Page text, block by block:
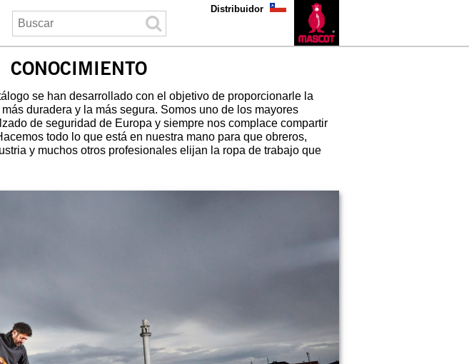
Distribuidor
CONOCIMIENTO
se han desarrollado con el objetivo de proporcionarle la
duradera y la más segura. Somos uno de los mayores
de seguridad de Europa y siempre nos complace compartir
todo lo que está en nuestra mano para que obreros,
y muchos otros profesionales elijan la ropa de trabajo que